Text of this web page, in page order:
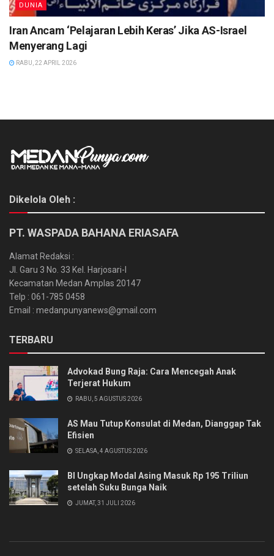
DUNIA
Iran Ancam ‘Pelajaran Lebih Keras’ Jika AS-Israel
Menyerang Lagi
RABU, 22 APRIL 2026
Dikelola Oleh :
PT. WASPADA BAHANA ERIASAFA
Alamat Redaksi :
Jl. Garu 3 No. 33 Kel. Harjosari-I
Kecamatan Medan Amplas 20147
Telp : 061-785 0458
Email : medanpunyanews@gmail.com
TERBARU
Advokad Bung Raja: Cara Mencegah Anak
Terjerat Hukum
RABU, 5 AGUSTUS 2026
AS Mau Tutup Konsulat di Medan, Dianggap Tak
Efisien
SELASA, 4 AGUSTUS 2026
BI Ungkap Modal Asing Masuk Rp 195 Triliun
setelah Suku Bunga Naik
JUMAT, 31 JULI 2026